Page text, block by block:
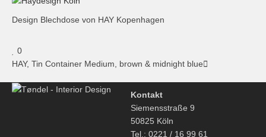
Design Blechdose von HAY Kopenhagen
0
HAY, Tin Container Medium, brown & midnight blue
Kontakt
Siemensstraße 9
50825 Köln
Tel.: 0221 / 16 99 61